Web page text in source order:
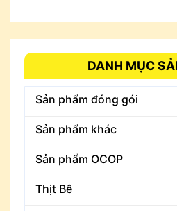
DANH MỤC
Sản phẩm đóng gói
Sản phẩm khác
Sản phẩm OCOP
Thịt Bê